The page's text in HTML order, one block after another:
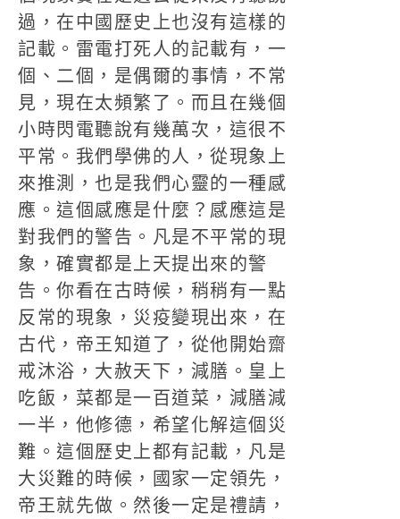
過，在中國歷史上也沒有這樣的
記載。雷電打死人的記載有，一
個、二個，是偶爾的事情，不常
見，現在太頻繁了。而且在幾個
小時閃電聽說有幾萬次，這很不
平常。我們學佛的人，從現象上
來推測，也是我們心靈的一種感
應。這個感應是什麼？感應這是
對我們的警告。凡是不平常的現
象，確實都是上天提出來的警
告。你看在古時候，稍稍有一點
反常的現象，災疫變現出來，在
古代，帝王知道了，從他開始齋
戒沐浴，大赦天下，減膳。皇上
吃飯，菜都是一百道菜，減膳減
一半，他修德，希望化解這個災
難。這個歷史上都有記載，凡是
大災難的時候，國家一定領先，
帝王就先做。然後一定是禮請，